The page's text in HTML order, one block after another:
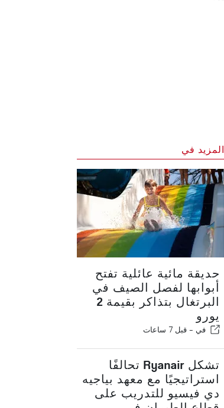
المزيد في
حديقة مائية عائلية تفتح
أبوابها لفصل الصيف في
البرتغال بتذاكر بقيمة 2
يورو
في - قبل 7 ساعات
تشكل Ryanair تحالفًا
استراتيجيًا مع معهد بياجيه
دي فيسيو للتدريب على